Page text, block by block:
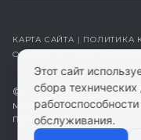
КАРТА САЙТА | ПОЛИТИКА
ОБРАБОТКУ
© 2026 ambimed.ru -
медтехника.
публичной офертой.
Этот сайт
сбора
обслуживания.